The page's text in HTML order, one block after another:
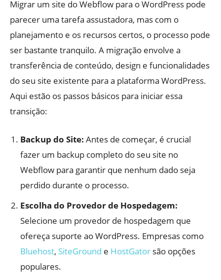
Migrar um site do Webflow para o WordPress pode
parecer uma tarefa assustadora, mas com o
planejamento e os recursos certos, o processo pode
ser bastante tranquilo. A migração envolve a
transferência de conteúdo, design e funcionalidades
do seu site existente para a plataforma WordPress.
Aqui estão os passos básicos para iniciar essa
transição:
Backup do Site: Antes de começar, é crucial
fazer um backup completo do seu site no
Webflow para garantir que nenhum dado seja
perdido durante o processo.
Escolha do Provedor de Hospedagem:
Selecione um provedor de hospedagem que
ofereça suporte ao WordPress. Empresas como
Bluehost, SiteGround e HostGator são opções
populares.